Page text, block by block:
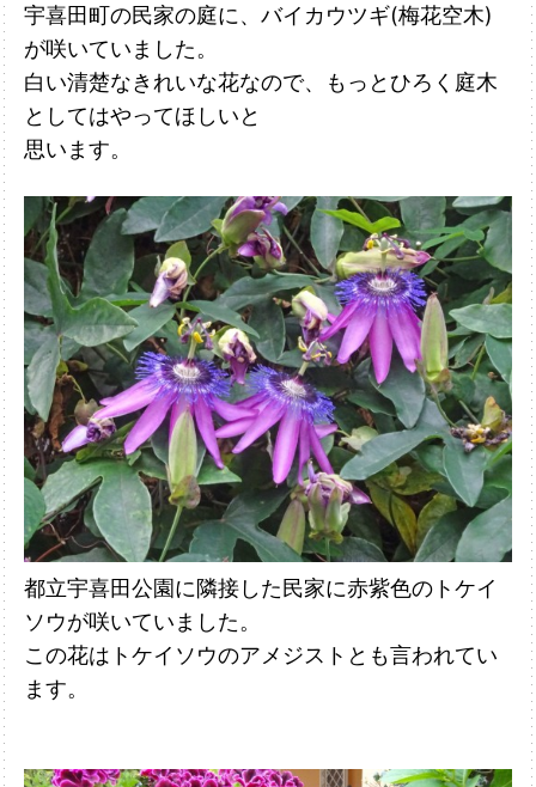
宇喜田町の民家の庭に、バイカウツギ(梅花空木)
が咲いていました。
白い清楚なきれいな花なので、もっとひろく庭木
としてはやってほしいと
思います。
都立宇喜田公園に隣接した民家に赤紫色のトケイ
ソウが咲いていました。
この花はトケイソウのアメジストとも言われてい
ます。